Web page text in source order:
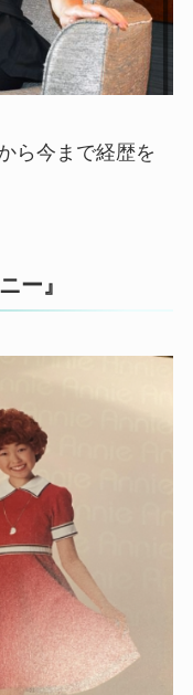
ら今まで経歴を
ー』